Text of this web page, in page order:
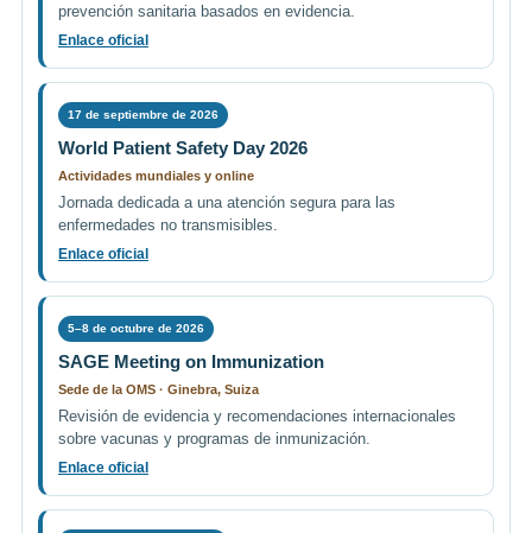
prevención sanitaria basados en evidencia.
Enlace oficial
17 de septiembre de 2026
World Patient Safety Day 2026
Actividades mundiales y online
Jornada dedicada a una atención segura para las
enfermedades no transmisibles.
Enlace oficial
5–8 de octubre de 2026
SAGE Meeting on Immunization
Sede de la OMS · Ginebra, Suiza
Revisión de evidencia y recomendaciones internacionales
sobre vacunas y programas de inmunización.
Enlace oficial